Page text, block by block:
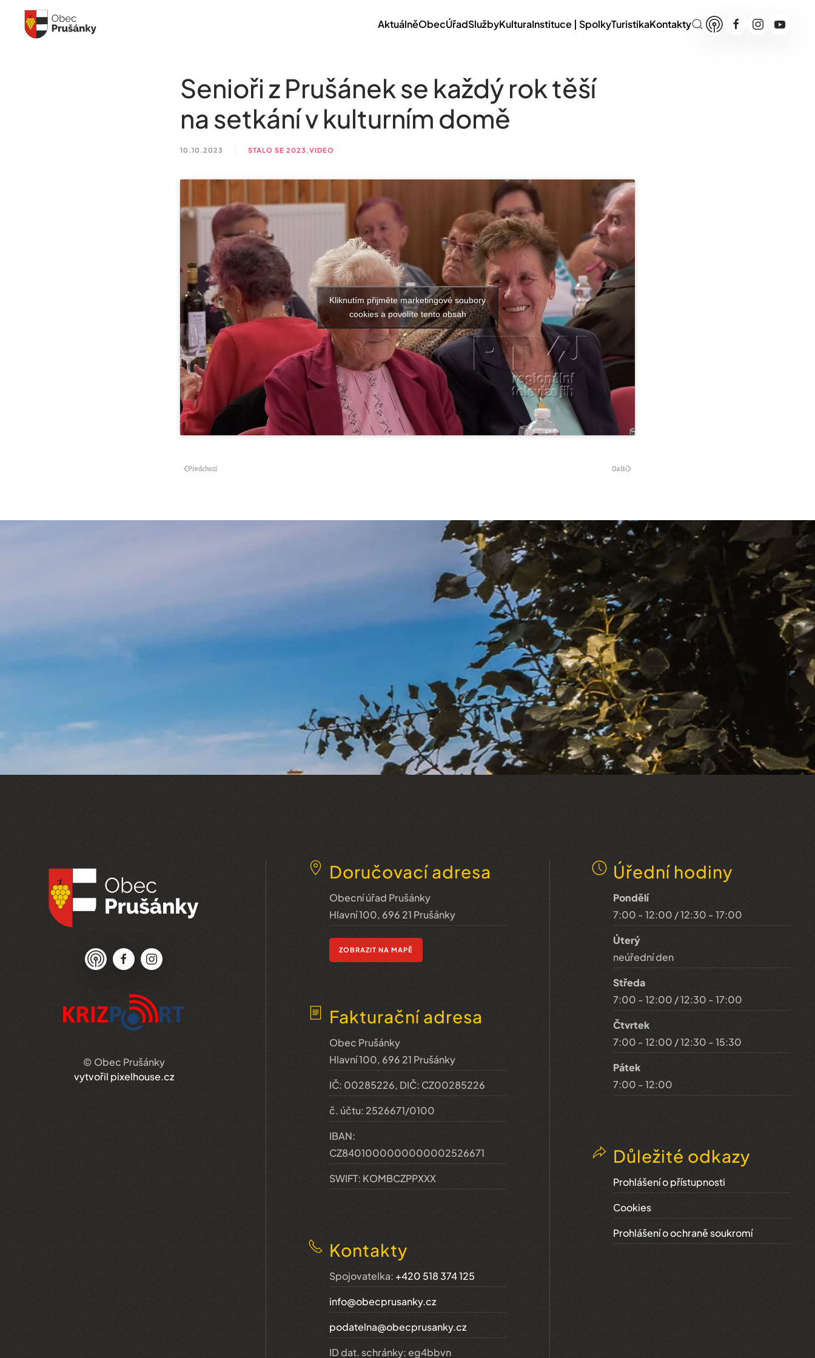
Skip to main content AktuálněObecÚřadSlužbyKulturaInstituce | SpolkyTuristikaKontakty
Senioři z Prušánek se každý rok těší
na setkání v kulturním domě
10.10.2023 STALO SE 2023,VIDEO
Kliknutím přijměte marketingové soubory
cookies a povolíte tento obsah
Předchozí Další
© Obec Prušánky
vytvořil pixelhouse.cz
Doručovací adresa
Obecní úřad Prušánky
Hlavní 100, 696 21 Prušánky
ZOBRAZIT NA MAPĚ
Fakturační adresa
Obec Prušánky
Hlavní 100, 696 21 Prušánky
IČ: 00285226, DIČ: CZ00285226
č. účtu: 2526671/0100
IBAN:
CZ8401000000000002526671
SWIFT: KOMBCZPPXXX
Kontakty
Spojovatelka: +420 518 374 125
info@obecprusanky.cz
podatelna@obecprusanky.cz
ID dat. schránky: eg4bbvn
Úřední hodiny
Pondělí
7:00 - 12:00 / 12:30 - 17:00
Úterý
neúřední den
Středa
7:00 - 12:00 / 12:30 - 17:00
Čtvrtek
7:00 - 12:00 / 12:30 - 15:30
Pátek
7:00 - 12:00
Důležité odkazy
Prohlášení o přístupnosti
Cookies
Prohlášení o ochraně soukromí